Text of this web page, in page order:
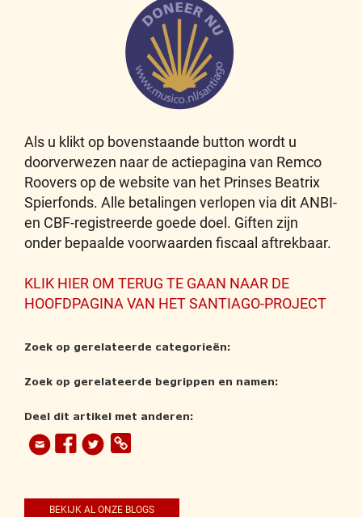
Als u klikt op bovenstaande button wordt u
doorverwezen naar de actiepagina van Remco
Roovers op de website van het Prinses Beatrix
Spierfonds. Alle betalingen verlopen via dit ANBI-
en CBF-registreerde goede doel. Giften zijn
onder bepaalde voorwaarden fiscaal aftrekbaar.
KLIK HIER OM TERUG TE GAAN NAAR DE
HOOFDPAGINA VAN HET SANTIAGO-PROJECT
Zoek op gerelateerde categorieën:
Zoek op gerelateerde begrippen en namen:
Deel dit artikel met anderen:
BEKIJK AL ONZE BLOGS